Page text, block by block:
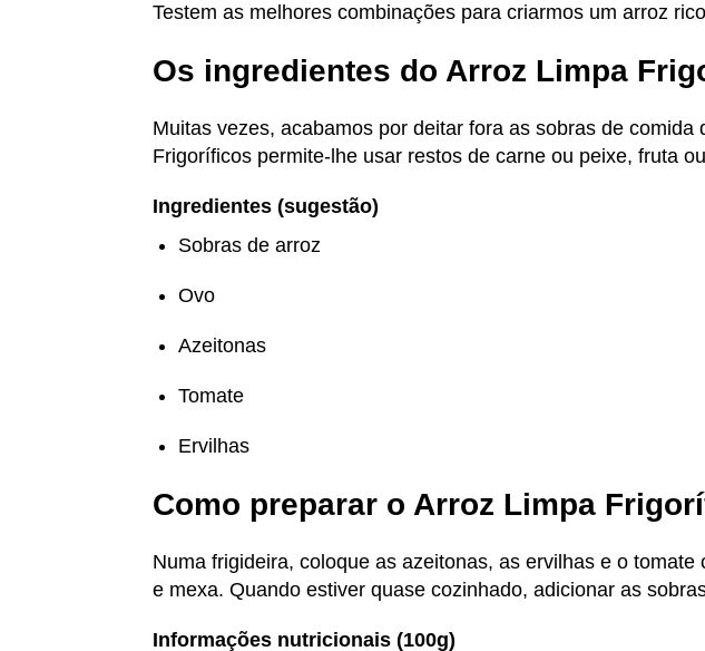
Testem as melhores combinações para criarmos um arroz
Os ingredientes do Arroz Limpa
Muitas vezes, acabamos por deitar fora as sobras de
Frigoríficos permite-lhe usar restos de carne ou peixe, fruta
Ingredientes (sugestão)
Sobras de arroz
Ovo
Azeitonas
Tomate
Ervilhas
Como preparar o Arroz Limpa
Numa frigideira, coloque as azeitonas, as ervilhas e o
e mexa. Quando estiver quase cozinhado, adicionar as
Informações nutricionais (100g)